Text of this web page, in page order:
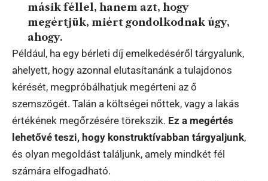
másik féllel, hanem azt, hogy
megértjük, miért gondolkodnak úgy,
ahogy.
Például, ha egy bérleti díj emelkedéséről tárgyalunk,
ahelyett, hogy azonnal elutasítanánk a tulajdonos
kérését, megpróbálhatjuk megérteni az ő
szemszögét. Talán a költségei nőttek, vagy a lakás
értékének megőrzésére törekszik. Ez a megértés
lehetővé teszi, hogy konstruktívabban tárgyaljunk,
és olyan megoldást találjunk, amely mindkét fél
számára elfogadható.